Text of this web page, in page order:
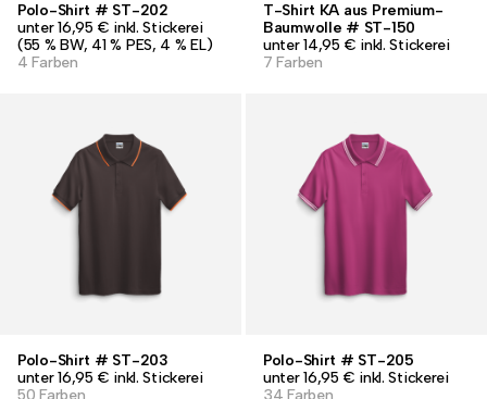
Polo-Shirt # ST-202
unter 16,95 € inkl. Stickerei
(55 % BW, 41 % PES, 4 % EL)
4 Farben
T-Shirt KA aus Premium-
Baumwolle # ST-150
unter 14,95 € inkl. Stickerei
7 Farben
Polo-Shirt # ST-203
unter 16,95 € inkl. Stickerei
50 Farben
Polo-Shirt # ST-205
unter 16,95 € inkl. Stickerei
34 Farben